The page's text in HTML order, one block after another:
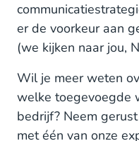
er de voorkeur aan
(we kijken naar jou,
Wil je meer weten
welke toegevoegde
bedrijf? Neem
met één van onze